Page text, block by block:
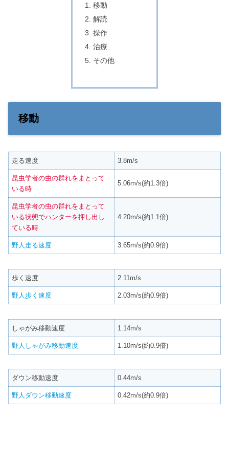
移動
解読
操作
治療
その他
移動
走る速度 3.8m/s
昆虫学者の虫の群れをまとって
いる時
5.06m/s(約1.3倍)
昆虫学者の虫の群れをまとって
いる状態でハンターを押し出し
ている時
4.20m/s(約1.1倍)
野人走る速度 3.65m/s(約0.9倍)
歩く速度 2.11m/s
野人歩く速度 2.03m/s(約0.9倍)
しゃがみ移動速度 1.14m/s
野人しゃがみ移動速度 1.10m/s(約0.9倍)
ダウン移動速度 0.44m/s
野人ダウン移動速度 0.42m/s(約0.9倍)